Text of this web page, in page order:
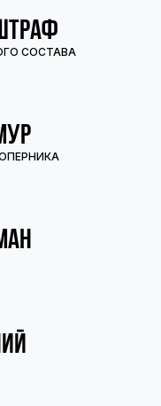
СОСТАВА